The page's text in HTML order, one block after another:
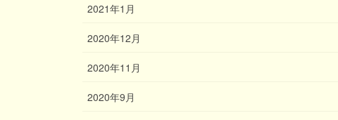
2021年1月
2020年12月
2020年11月
2020年9月